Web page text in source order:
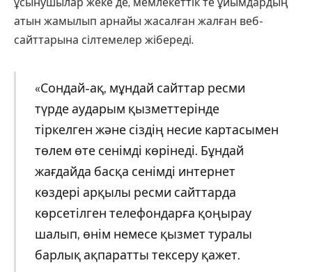
атын жамылып арнайы жасалған жалған веб-
сайттарына сілтемелер жібереді.
«Сондай-ақ, мұндай сайттар ресми
түрде аударым қызметтерінде
тіркелген және сіздің несие картасымен
төлем өте сенімді көрінеді. Бұндай
жағдайда басқа сенімді интернет
көздері арқылы ресми сайттарда
көрсетілген телефондарға қоңырау
шалып, өнім немесе қызмет туралы
барлық ақпаратты тексеру қажет.